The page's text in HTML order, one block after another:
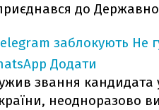
до
заблокують Не
Додати
звання кандидата
неодноразово